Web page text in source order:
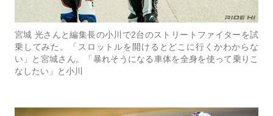
宮城 光さんと編集長の小川で2台のストリートファイターを試
乗してみた。「スロットルを開けるとどこに行くかわからな
い」と宮城さん。「暴れそうになる車体を全身を使って乗りこ
なしたい」と小川